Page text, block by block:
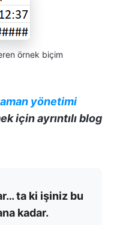
örnek biçim
yönetimi
için ayrıntılı blog
ta ki işiniz bu
kadar.